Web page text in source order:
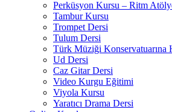
Perküsyon Kursu – Ritm
Tambur Kursu
Trompet Dersi
Tulum Dersi
Türk Müziği Konservatuarına
Ud Dersi
Caz Gitar Dersi
Video Kurgu Eğitimi
Viyola Kursu
Yaratıcı Drama Dersi